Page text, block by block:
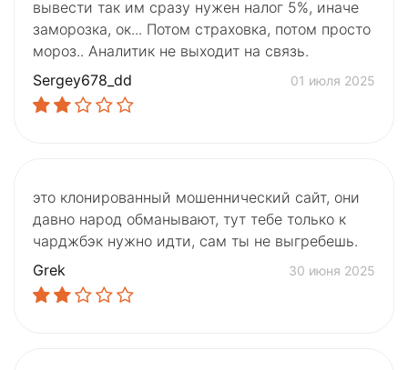
вывести так им сразу нужен налог 5%, иначе
заморозка, ок... Потом страховка, потом просто
мороз.. Аналитик не выходит на связь.
Sergey678_dd
01 июля 2025
это клонированный мошеннический сайт, они
давно народ обманывают, тут тебе только к
чарджбэк нужно идти, сам ты не выгребешь.
Grek
30 июня 2025